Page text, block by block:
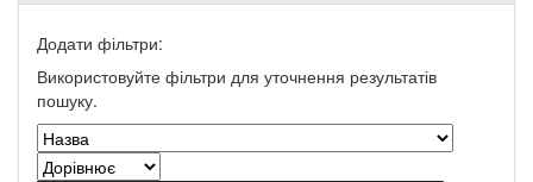
Додати фільтри:
Використовуйте фільтри для уточнення результатів
пошуку.